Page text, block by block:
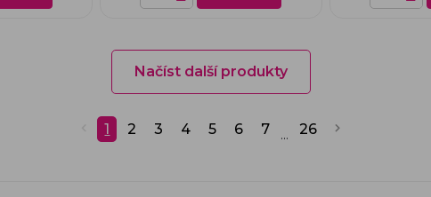
Načíst další produkty
1 2 3 4 5 6 7 ... 26